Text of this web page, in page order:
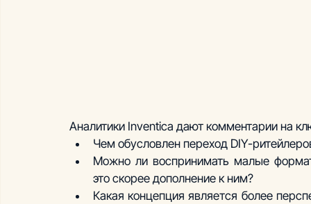
Аналитики Inventica дают комментарии на
Чем обусловлен переход DIY-
Можно ли воспринимать малые
это скорее дополнение к ним?
Какая концепция является более